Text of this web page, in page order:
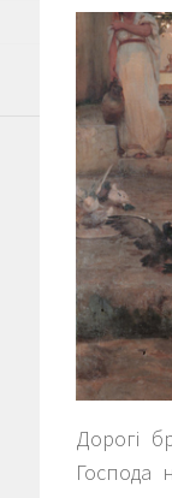
Дорогі
Господа